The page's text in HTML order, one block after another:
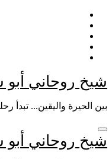
التجاوز
المحتوى
شيخ روحاني أبو
بين الحيرة واليقين... تبدأ
شيخ روحاني أبو